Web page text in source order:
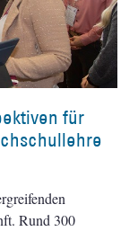
für
Rund 300